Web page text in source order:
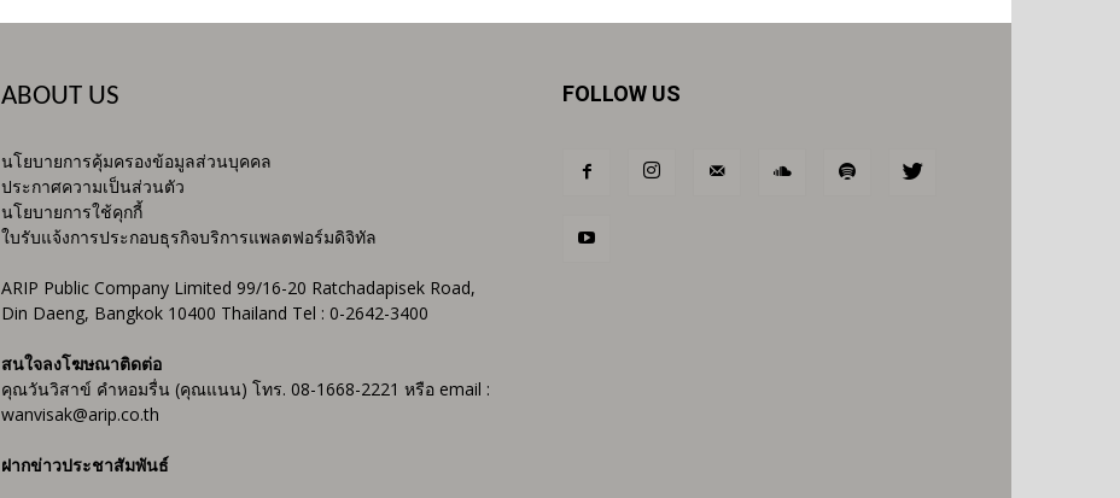
ABOUT US
นโยบายการคุ้มครองข้อมูลส่วนบุคคล
ประกาศความเป็นส่วนตัว
นโยบายการใช้คุกกี้
ใบรับแจ้งการประกอบธุรกิจบริการแพลตฟอร์มดิจิทัล
ARIP Public Company Limited 99/16-20 Ratchadapisek Road,
Din Daeng, Bangkok 10400 Thailand Tel : 0-2642-3400
สนใจลงโฆษณาติดต่อ
คุณวันวิสาข์ คำหอมรื่น (คุณแนน) โทร. 08-1668-2221 หรือ email :
wanvisak@arip.co.th
ฝากข่าวประชาสัมพันธ์
FOLLOW US